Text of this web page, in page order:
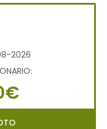
2026